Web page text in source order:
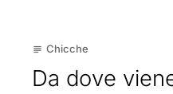
17
subject Chicche
Da dove